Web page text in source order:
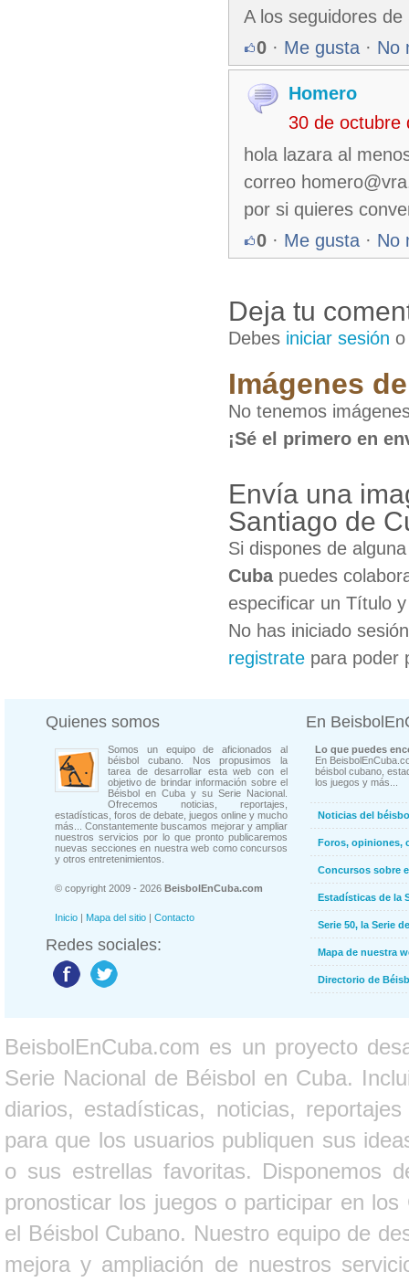
A los seguidores
0 · Me gusta · No
Homero
30 de octubre
hola lazara al
correo
por si quieres
0 · Me gusta · No
Deja tu
Debes iniciar sesión
Imágenes
No tenemos
¡Sé el primero en
Envía una
Santiago de
Si dispones de
Cubapuedes
especificar un Título
No has iniciado
registrate para poder
Quienes somos
Somos un equipo de aficionados al
béisbol cubano. Nos propusimos la
tarea de desarrollar esta web con el
objetivo de brindar información sobre el
Béisbol en Cuba y su Serie Nacional.
Ofrecemos noticias, reportajes,
estadísticas, foros de debate, juegos online y mucho
más... Constantemente buscamos mejorar y ampliar
nuestros servicios por lo que pronto publicaremos
nuevas secciones en nuestra web como concursos
y otros entretenimientos.
© copyright 2009 - 2026 BeisbolEnCuba.com
Inicio | Mapa del sitio | Contacto
Redes sociales:
En
Lo que puedes
En
béisbol cubano,
los juegos y más...
Noticias del
Foros, opiniones,
Concursos sobre
Estadísticas de la
Serie 50, la Serie
Mapa de nuestra
Directorio de
BeisbolEnCuba.com es un proyecto
Serie Nacional de Béisbol en Cuba.
diarios, estadísticas, noticias,
para que los usuarios publiquen sus
o sus estrellas favoritas. Disponemos
pronosticar los juegos o participar en
el Béisbol Cubano. Nuestro equipo de
mejora y ampliación de nuestros